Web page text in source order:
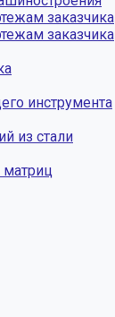
заказчика
заказчика
инструмента
из стали
матриц